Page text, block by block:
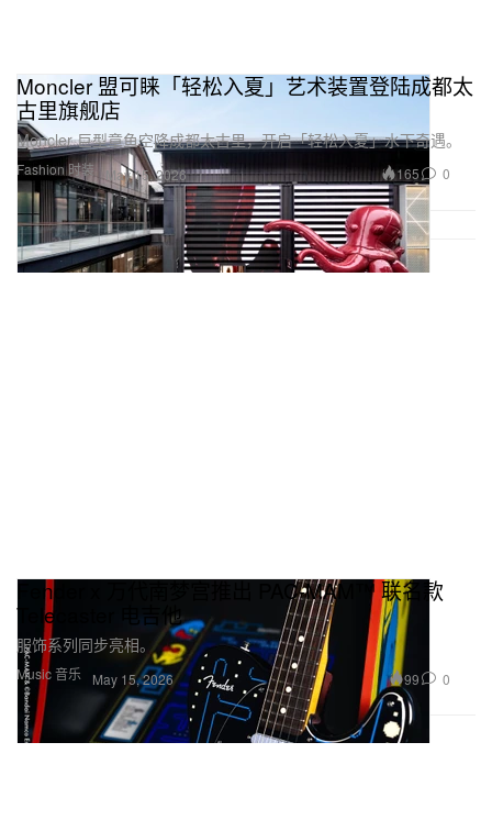
Fashion 时装
Moncler 盟可睐「轻松入夏」艺术装置登陆成都太
古里旗舰店
Moncler 巨型章鱼空降成都太古里，开启「轻松入夏」水下奇遇。
May 15, 2026 165 0
Music 音乐
Fender x 万代南梦宫推出 PAC-MAM™ 联名款
Telecaster 电吉他
服饰系列同步亮相。
May 15, 2026 99 0